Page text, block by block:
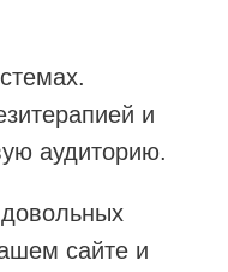
и
аудиторию.
сайте и